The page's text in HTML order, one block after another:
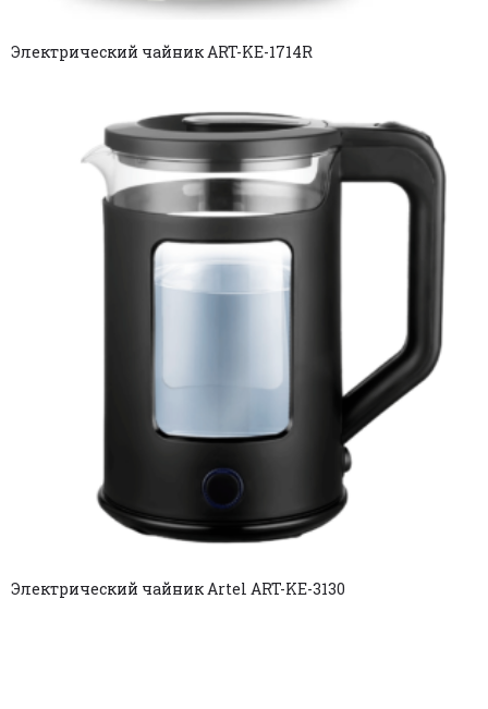
Электрический чайник ART-KE-1714R
Электрический чайник Artel ART-KE-3130